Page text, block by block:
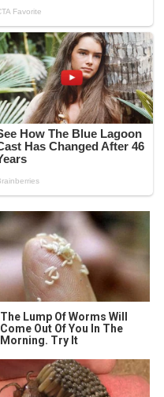
The Lump Of Worms Will
Come Out Of You In The
Morning. Try It